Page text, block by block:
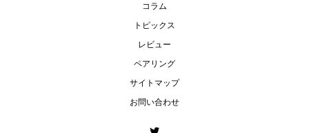
コラム
トピックス
レビュー
ペアリング
サイトマップ
お問い合わせ